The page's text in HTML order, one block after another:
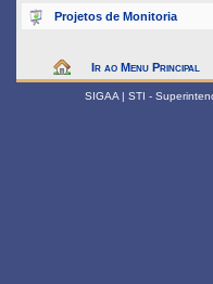
Projetos de Monitoria
Ir ao Menu Principal
SIGAA | STI -